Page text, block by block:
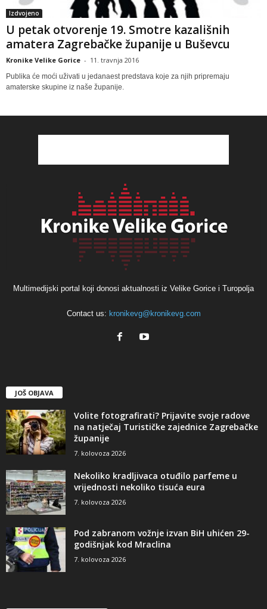
Izdvojeno
U petak otvorenje 19. Smotre kazališnih
amatera Zagrebačke županije u Buševcu
Kronike Velike Gorice - 11. travnja 2016
Publika će moći uživati u jedanaest predstava koje za njih pripremaju
amaterske skupine iz naše županije.
Multimedijski portal koji donosi aktualnosti iz Velike Gorice i Turopolja
Contact us: kronikevg@kronikevg.com
JOŠ OBJAVA
Volite fotografirati? Prijavite svoje radove
na natječaj Turističke zajednice Zagrebačke
županije
7. kolovoza 2026
Nekoliko kradljivaca otuđilo parfeme u
vrijednosti nekoliko tisuća eura
7. kolovoza 2026
Pod zabranom vožnje izvan BiH uhićen 29-
godišnjak kod Mraclina
7. kolovoza 2026